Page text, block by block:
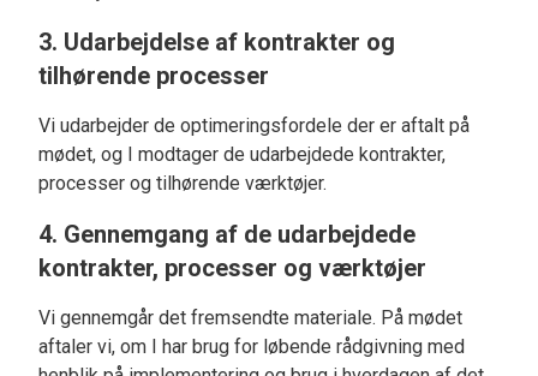
3. Udarbejdelse af kontrakter og
tilhørende processer
Vi udarbejder de optimeringsfordele der er aftalt på
mødet, og I modtager de udarbejdede kontrakter,
processer og tilhørende værktøjer.
4. Gennemgang af de udarbejdede
kontrakter, processer og værktøjer
Vi gennemgår det fremsendte materiale. På mødet
aftaler vi, om I har brug for løbende rådgivning med